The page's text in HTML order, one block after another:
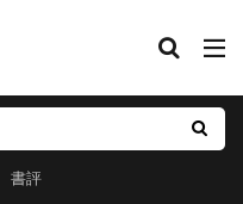
書評